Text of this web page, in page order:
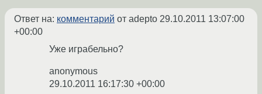
Ответ на: комментарий от adepto 29.10.2011 13:07:00
+00:00
Уже играбельно?
anonymous
29.10.2011 16:17:30 +00:00